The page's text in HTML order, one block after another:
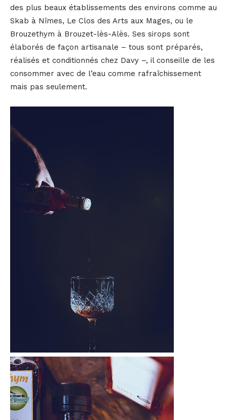
des plus beaux établissements des environs comme au
Skab à Nîmes, Le Clos des Arts aux Mages, ou le
Brouzethym à Brouzet-lès-Alès. Ses sirops sont
élaborés de façon artisanale – tous sont préparés,
réalisés et conditionnés chez Davy –, il conseille de les
consommer avec de l’eau comme rafraîchissement
mais pas seulement.